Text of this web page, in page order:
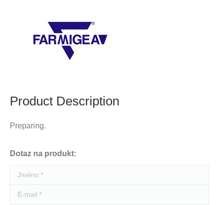
Product Description
Preparing.
Dotaz na produkt:
Jméno *
E-mail *